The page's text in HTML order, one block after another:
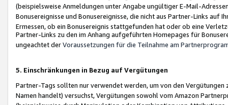
(beispielsweise Anmeldungen unter Angabe ungültiger E-Mail-
Bonusereignisse und Bonusereignisse, die nicht aus Partner-Links auf
Ermessen, ob ein Bonusereignis stattgefunden hat oder ob eine
Partner-Links zu den im Anhang aufgeführten Homepages für
ungeachtet derVoraussetzungen für die Teilnahme am
5. Einschränkungen in Bezug auf Vergütungen
Partner-Tags sollten nur verwendet werden, um von den
Namen handelt) versuchst, Vergütungen sowohl vom Amazon